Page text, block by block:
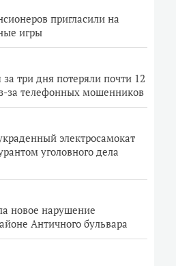
пригласили на
игры
три дня потеряли почти 12
за телефонных мошенников
электросамокат
уголовного дела
новое нарушение
Античного бульвара